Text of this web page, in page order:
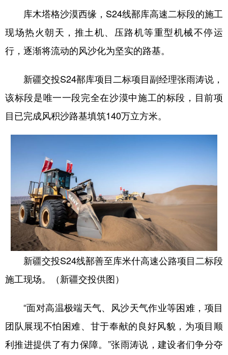
库木塔格沙漠西缘，S24线鄯库高速二标段的施工
现场热火朝天，推土机、压路机等重型机械不停运
行，逐渐将流动的风沙化为坚实的路基。
新疆交投S24鄯库项目二标项目副经理张雨涛说，
该标段是唯一一段完全在沙漠中施工的标段，目前项
目已完成风积沙路基填筑140万立方米。
新疆交投S24线鄯善至库米什高速公路项目二标段
施工现场。（新疆交投供图）
“面对高温极端天气、风沙天气作业等困难，项目
团队展现不怕困难、甘于奉献的良好风貌，为项目顺
利推进提供了有力保障。”张雨涛说，建设者们争分夺